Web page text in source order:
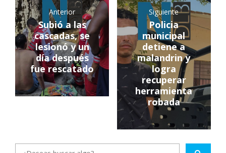
Anterior
Subió a las
cascadas, se
lesionó y un
día después
fue rescatado
Siguiente
Policia
municipal
detiene a
malandrin y
logra
recuperar
herramienta
robada